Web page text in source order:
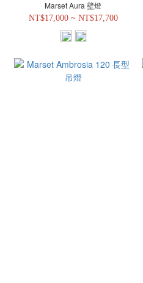
Marset Aura 壁燈
NT$17,000 ~ NT$17,700